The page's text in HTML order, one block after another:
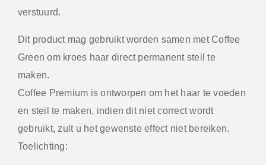
verstuurd.
Dit product mag gebruikt worden samen met Coffee
Green om kroes haar direct permanent steil te
maken.
Coffee Premium is ontworpen om het haar te voeden
en steil te maken, indien dit niet correct wordt
gebruikt, zult u het gewenste effect niet bereiken.
Toelichting: